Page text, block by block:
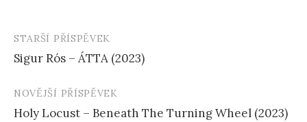
Navigace
příspěvku
STARŠÍ PŘÍSPĚVEK
Sigur Rós – ÁTTA (2023)
NOVĚJŠÍ PŘÍSPĚVEK
Holy Locust – Beneath The Turning Wheel (2023)